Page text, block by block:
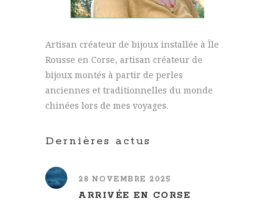
Artisan créateur de bijoux installée à Île
Rousse en Corse, artisan créateur de
bijoux montés à partir de perles
anciennes et traditionnelles du monde
chinées lors de mes voyages.
Dernières actus
28 NOVEMBRE 2025
ARRIVÉE EN CORSE